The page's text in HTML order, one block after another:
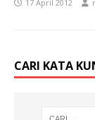
17 April 2012
CARI KATA